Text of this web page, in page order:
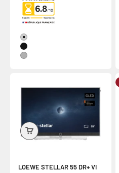
Couleur
Alu + Concrete
Alu Black + Lava
Alu + Alu Mat
LOEWE STELLAR 55 DR+ VI